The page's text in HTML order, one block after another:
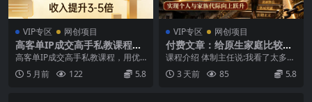
VIP专区 网创项目
高客单IP成交高手私教课程，
用优势击穿成交场景，掌握高
客单成交技能，收入提升3-5
倍
高客单IP成交高手私教课程，用优
势击穿成交场景，掌握高客单成交
技能，收入提升3-...
5 月前 122 5.8
VIP专区 网创项目
付费文章：给原生家庭比较一
般人的几点建议，打破阶层局
限，实现个人与家族代际向上
跃升
课程介绍 体制主任说:我看了太多贫
弱家庭出来的孩子,没有家学和人脉
等助力资源,自...
3 天前 85 5.8